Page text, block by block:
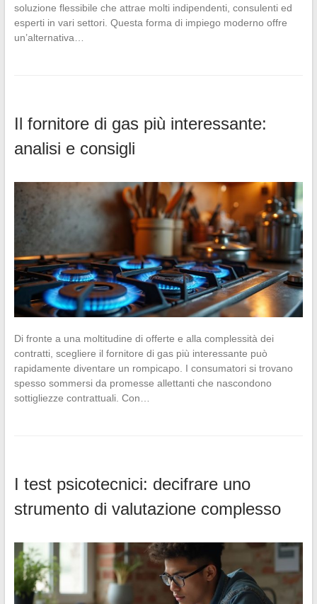
soluzione flessibile che attrae molti indipendenti, consulenti ed
esperti in vari settori. Questa forma di impiego moderno offre
un’alternativa…
Il fornitore di gas più interessante:
analisi e consigli
Di fronte a una moltitudine di offerte e alla complessità dei
contratti, scegliere il fornitore di gas più interessante può
rapidamente diventare un rompicapo. I consumatori si trovano
spesso sommersi da promesse allettanti che nascondono
sottigliezze contrattuali. Con…
I test psicotecnici: decifrare uno
strumento di valutazione complesso